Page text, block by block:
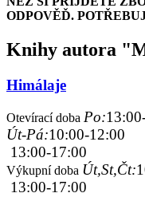
ODPOVĚĎ.
Knihy autora
Himálaje
Otevírací doba Po:
Út-Pá:10:00-12:00
13:00-17:00
Výkupní doba Út,St,Čt:
13:00-17:00